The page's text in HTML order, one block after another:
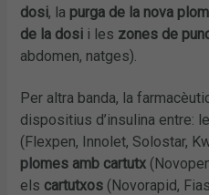
dosi, la purga de la nova
de la dosi i les zones de
abdomen, natges).
Per altra banda, la
dispositius d’insulina entre:
(Flexpen, Innolet, Solostar,
plomes amb cartutx
els cartutxos (Novorapid,